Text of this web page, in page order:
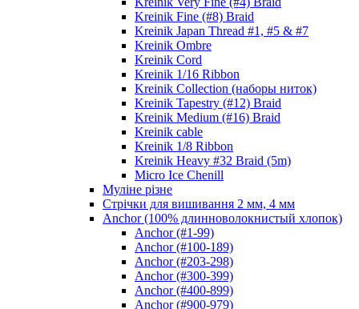
Kreinik Fine (#8) Braid
Kreinik Japan Thread #1, #5 & #7
Kreinik Ombre
Kreinik Cord
Kreinik 1/16 Ribbon
Kreinik Collection (наборы ниток)
Kreinik Tapestry (#12) Braid
Kreinik Medium (#16) Braid
Kreinik cable
Kreinik 1/8 Ribbon
Kreinik Heavy #32 Braid (5m)
Micro Ice Chenill
Муліне різне
Стрічки для вишивання 2 мм, 4 мм
Anchor (100% длинноволокнистый хлопок)
Anchor (#1-99)
Anchor (#100-189)
Anchor (#203-298)
Anchor (#300-399)
Anchor (#400-899)
Anchor (#900-979)